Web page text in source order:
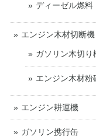
ディーゼル燃料
エンジン木材切断機
ガソリン木切り
エンジン木材粉
エンジン耕運機
ガソリン携行缶